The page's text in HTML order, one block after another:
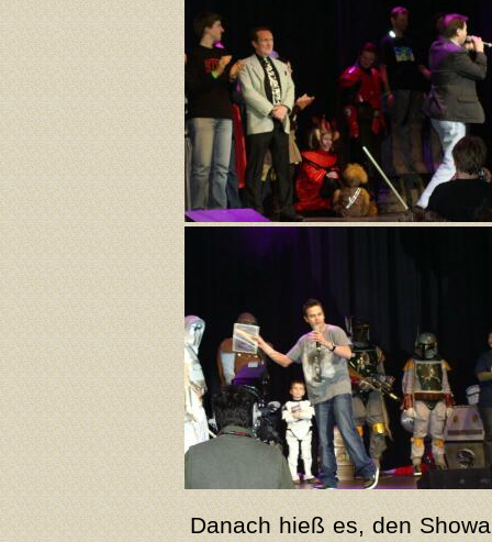
Danach hieß es, den